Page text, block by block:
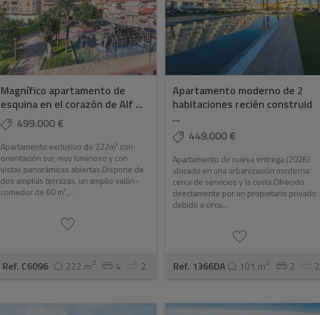
Magnífico apartamento de
esquina en el corazón de Alf ...
499.000 €
Apartamento exclusivo de 222m² con
orientación sur, muy luminoso y con
vistas panorámicas abiertas.Dispone de
dos amplias terrazas, un amplio salón-
comedor de 60 m²,...
Ref. C6096 222 m2 4 2
Apartamento moderno de 2
habitaciones recién construid
...
449.000 €
Apartamento de nueva entrega (2026)
ubicado en una urbanización moderna
cerca de servicios y la costa.Ofrecido
directamente por un propietario privado
debido a circu...
Ref. 1366DA 101 m2 2 2